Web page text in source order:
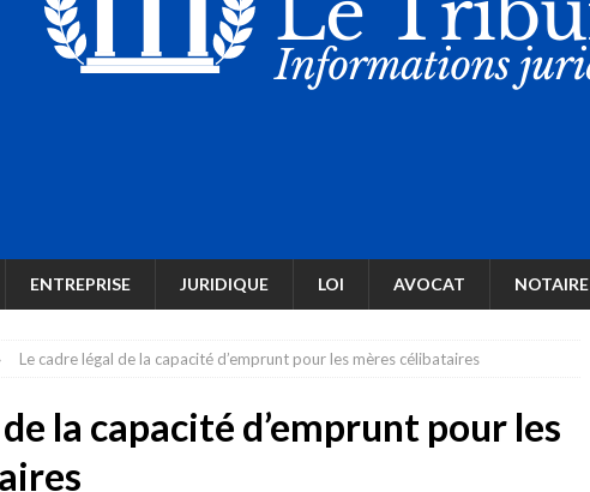
ENTREPRISE JURIDIQUE LOI AVOCAT NOTAIRE
Le cadre légal de la capacité d’emprunt pour les mères célibataires
la capacité d’emprunt pour les